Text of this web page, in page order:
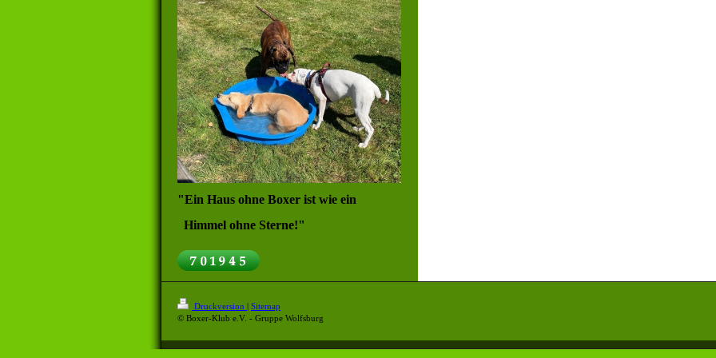
"Ein Haus ohne Boxer ist wie ein
Himmel ohne Sterne!"
Druckversion | Sitemap
© Boxer-Klub e.V. - Gruppe Wolfsburg